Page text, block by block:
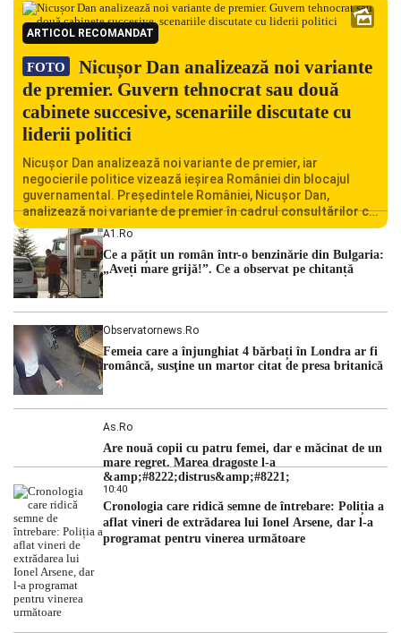
ARTICOL RECOMANDAT
FOTO
Nicușor Dan analizează noi variante
de premier. Guvern tehnocrat sau două
cabinete succesive, scenariile discutate cu
liderii politici
Nicușor Dan analizează noi variante de premier, iar
negocierile politice vizează ieșirea României din blocajul
guvernamental. Președintele României, Nicușor Dan,
analizează noi variante de premier în cadrul consultărilor cu
liderii politici. Ciprian Ciucu vorbește despre scenariul unui
guvern tehnocrat și despre posibilitatea a două cabinete
succesive. Nicușor Dan analizează noi variante de premier
România traversează […]
A1.ro
Ce a pățit un român într-o benzinărie din Bulgaria:
„Aveți mare grijă!”. Ce a observat pe chitanță
Observatornews.ro
Femeia care a înjunghiat 4 bărbați în Londra ar fi
româncă, susţine un martor citat de presa britanică
As.ro
Are nouă copii cu patru femei, dar e măcinat de un
mare regret. Marea dragoste l-a
&amp;#8222;distrus&amp;#8221;
10:40
Cronologia care ridică semne de întrebare: Poliția a
aflat vineri de extrădarea lui Ionel Arsene, dar l-a
programat pentru vinerea următoare